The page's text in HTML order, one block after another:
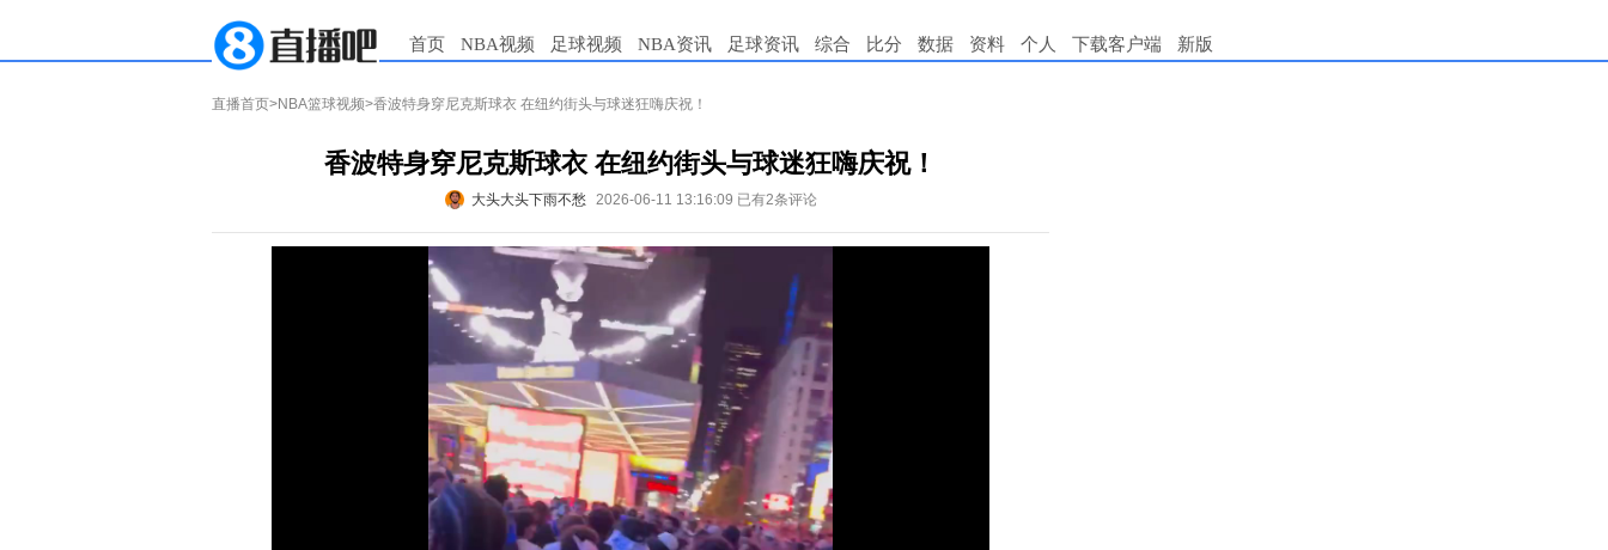
首页 NBA视频 足球视频 NBA资讯 足球资讯 综合 比分 数据 资料 个人 下载客户端 新版
直播首页>NBA篮球视频>香波特身穿尼克斯球衣 在纽约街头与球迷狂嗨庆祝！
香波特身穿尼克斯球衣 在纽约街头与球迷狂嗨庆祝！
大头大头下雨不愁 2026-06-11 13:16:09 已有2条评论